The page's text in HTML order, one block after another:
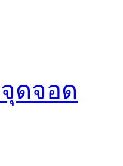
ดจอด